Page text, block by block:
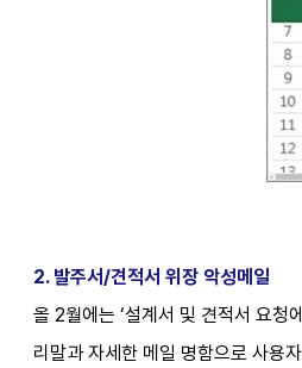
2. 발주서/견적서 위장 악성메일
올 2월에는 ‘설계서 및 견적서 요청
리말과 자세한 메일 명함으로 사용